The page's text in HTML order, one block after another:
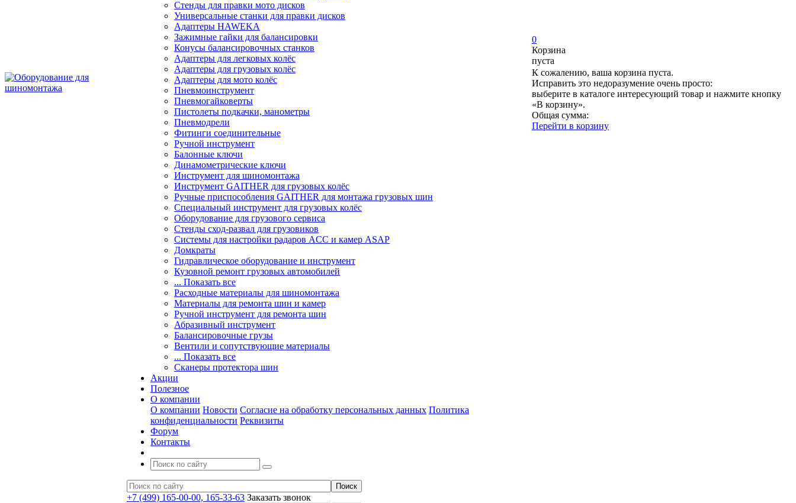
Стенды для правки мото дисков
Универсальные станки для правки дисков
Адаптеры HAWEKA
Зажимные гайки для балансировки
Конусы балансировочных станков
Адаптеры для легковых колёс
Адаптеры для грузовых колёс
Адаптеры для мото колёс
Пневмоинструмент
Пневмогайковерты
Пистолеты подкачки, манометры
Пневмодрели
Фитинги соединительные
Ручной инструмент
Балонные ключи
Динамометрические ключи
Инструмент для шиномонтажа
Инструмент GAITHER для грузовых колёс
Ручные приспособления GAITHER для монтажа грузовых шин
Специальный инструмент для грузовых колёс
Оборудование для грузового сервиса
Стенды сход-развал для грузовиков
Системы для настройки радаров ACC и камер ASAP
Домкраты
Гидравлическое оборудование и инструмент
Кузовной ремонт грузовых автомобилей
... Показать все
Расходные материалы для шиномонтажа
Материалы для ремонта шин и камер
Ручной инструмент для ремонта шин
Абразивный инструмент
Балансировочные грузы
Вентили и сопутствующие материалы
... Показать все
Сканеры протектора шин
Акции
Полезное
О компании
О компании Новости Согласие на обработку персональных данных Политика
конфиденциальности Реквизиты
Форум
Контакты
+7 (499) 165-00-00, 165-33-63 Заказать звонок
0
Корзина
пуста
К сожалению, ваша корзина пуста.
Исправить это недоразумение очень просто:
выберите в каталоге интересующий товар и нажмите кнопку
«В корзину».
Общая сумма:
Перейти в корзину